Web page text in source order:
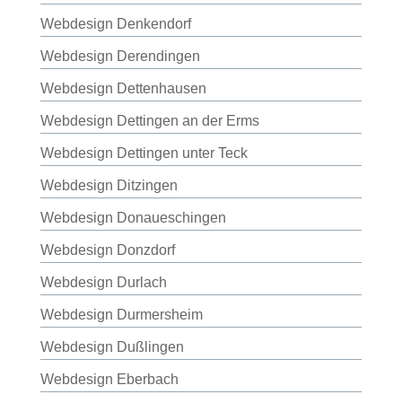
Webdesign Denkendorf
Webdesign Derendingen
Webdesign Dettenhausen
Webdesign Dettingen an der Erms
Webdesign Dettingen unter Teck
Webdesign Ditzingen
Webdesign Donaueschingen
Webdesign Donzdorf
Webdesign Durlach
Webdesign Durmersheim
Webdesign Dußlingen
Webdesign Eberbach